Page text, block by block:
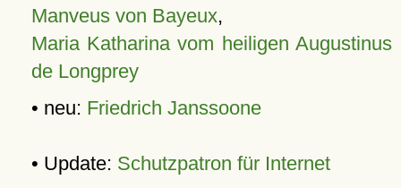
Manveus von Bayeux,
Maria Katharina vom heiligen Augustinus
de Longprey
• neu: Friedrich Janssoone
• Update: Schutzpatron für Internet